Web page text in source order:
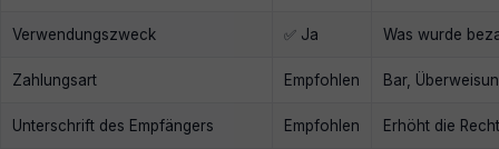
Verwendungszweck ✅ Ja Was wurde
Zahlungsart Empfohlen Bar,
Unterschrift des Empfängers Empfohlen Erhöht die